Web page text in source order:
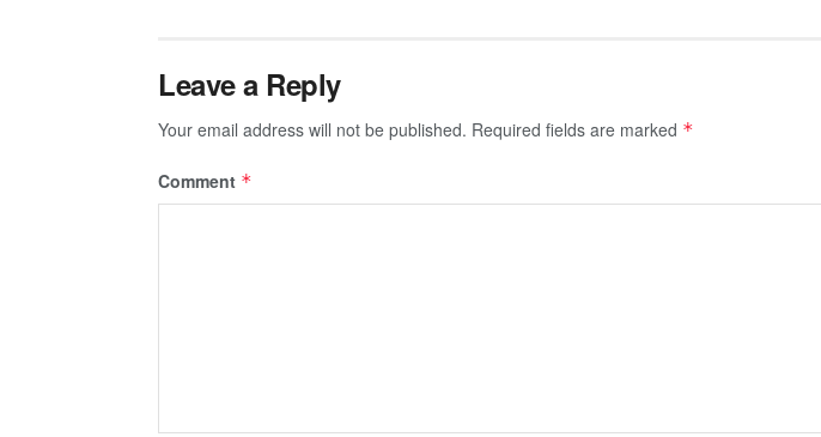
Leave a Reply
Your email address will not be published. Required fields are marked *
Comment *